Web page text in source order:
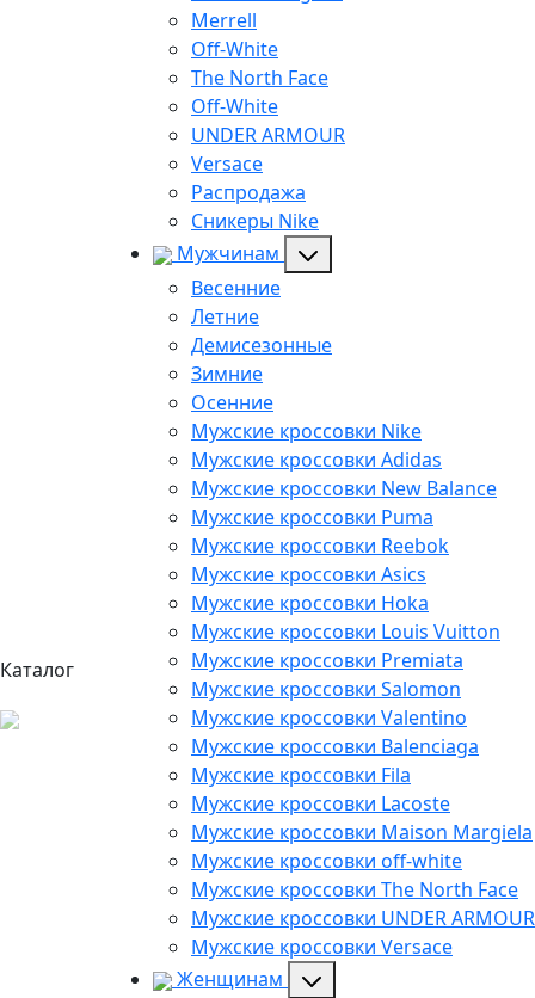
Каталог
Merrell
Off-White
The North Face
Off-White
UNDER ARMOUR
Versace
Распродажа
Сникеры Nike
Мужчинам
Весенние
Летние
Демисезонные
Зимние
Осенние
Мужские кроссовки Nike
Мужские кроссовки Adidas
Мужские кроссовки New Balance
Мужские кроссовки Puma
Мужские кроссовки Reebok
Мужские кроссовки Asics
Мужские кроссовки Hoka
Мужские кроссовки Louis Vuitton
Мужские кроссовки Premiata
Мужские кроссовки Salomon
Мужские кроссовки Valentino
Мужские кроссовки Balenciaga
Мужские кроссовки Fila
Мужские кроссовки Lacoste
Мужские кроссовки Maison Margiela
Мужские кроссовки off-white
Мужские кроссовки The North Face
Мужские кроссовки UNDER ARMOUR
Мужские кроссовки Versace
Женщинам